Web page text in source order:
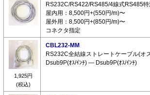
RS232C/RS422/RS485/4線式RS485
屋内用：8,500円+(550円/m)〜
屋外用：8,500円+(850円/m)〜
コネクタ指定
1,925円
(税込)
CBL232-MM
RS232C全結線ストレートケーブル(
Dsub9P(ｵｽ/ｲﾝﾁ) ― Dsub9P(ｵｽ/ｲﾝﾁ)